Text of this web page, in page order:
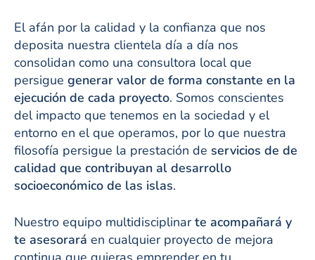
El afán por la calidad y la confianza que nos
deposita nuestra clientela día a día nos
consolidan como una consultora local que
persigue generar valor de forma constante en la
ejecución de cada proyecto. Somos conscientes
del impacto que tenemos en la sociedad y el
entorno en el que operamos, por lo que nuestra
filosofía persigue la prestación de servicios de de
calidad que contribuyan al desarrollo
socioeconómico de las islas.
Nuestro equipo multidisciplinarte acompañará y
te asesorará en cualquier proyecto de mejora